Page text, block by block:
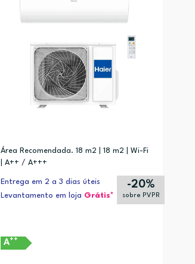
Área Recomendada. 18 m2 | 18 m2 | Wi-Fi
| A++ / A+++
Entrega em 2 a 3 dias úteis
Levantamento em loja Grátis*
-20%
sobre PVPR
A++